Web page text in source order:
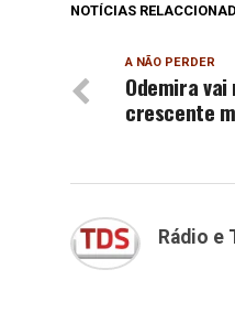
NOTÍCIAS
A NÃO PERDER
Odemira
crescente
Rádio e